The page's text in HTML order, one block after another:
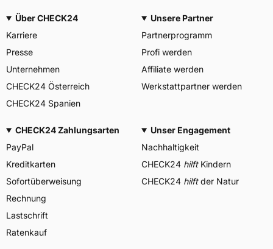
Über CHECK24
Karriere
Presse
Unternehmen
CHECK24 Österreich
CHECK24 Spanien
Unsere Partner
Partnerprogramm
Profi werden
Affiliate werden
Werkstattpartner werden
CHECK24 Zahlungsarten
PayPal
Kreditkarten
Sofortüberweisung
Rechnung
Lastschrift
Ratenkauf
Unser Engagement
Nachhaltigkeit
CHECK24 hilftKindern
CHECK24 hilftder Natur